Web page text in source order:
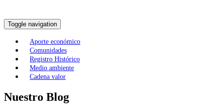
Toggle navigation
Aporte económico
Comunidades
Registro Histórico
Medio ambiente
Cadena valor
Nuestro Blog